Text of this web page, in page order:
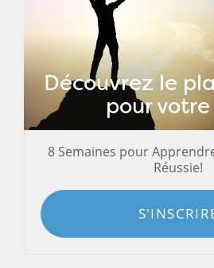
Découvrez le
pour
8 Semaines pour
Réussie!